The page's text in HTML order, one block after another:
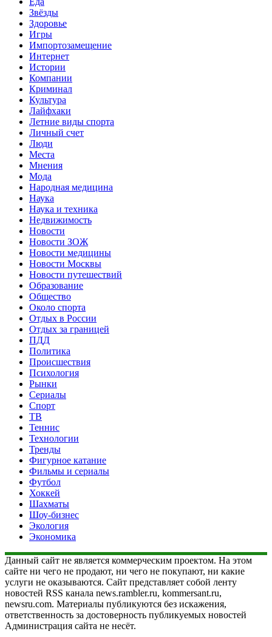
Звёзды
Здоровье
Игры
Импортозамещение
Интернет
Истории
Компании
Криминал
Культура
Лайфхаки
Летние виды спорта
Личный счет
Люди
Места
Мнения
Мода
Народная медицина
Наука
Наука и техника
Недвижимость
Новости
Новости ЗОЖ
Новости медицины
Новости Москвы
Новости путешествий
Образование
Общество
Около спорта
Отдых в России
Отдых за границей
ПДД
Политика
Происшествия
Психология
Рынки
Сериалы
Спорт
ТВ
Теннис
Технологии
Тренды
Фигурное катание
Фильмы и сериалы
Футбол
Хоккей
Шахматы
Шоу-бизнес
Экология
Экономика
Данный сайт не является коммерческим проектом. На этом
сайте ни чего не продают, ни чего не покупают, ни какие
услуги не оказываются. Сайт представляет собой ленту
новостей RSS канала news.rambler.ru, kommersant.ru,
newsru.com. Материалы публикуются без искажения,
ответственность за достоверность публикуемых новостей
Администрация сайта не несёт.